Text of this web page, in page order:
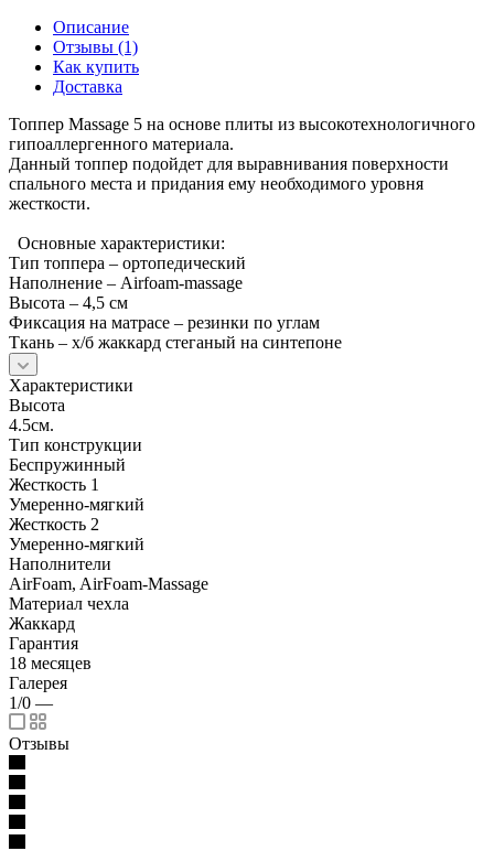
Описание
Отзывы (1)
Как купить
Доставка
Топпер Massage 5 на основе плиты из высокотехнологичного
гипоаллергенного материала.
Данный топпер подойдет для выравнивания поверхности
спального места и придания ему необходимого уровня
жесткости.
Основные характеристики:
Тип топпера – ортопедический
Наполнение – Airfoam-massage
Высота – 4,5 см
Фиксация на матрасе – резинки по углам
Ткань – х/б жаккард стеганый на синтепоне
Характеристики
Высота
4.5см.
Тип конструкции
Беспружинный
Жесткость 1
Умеренно-мягкий
Жесткость 2
Умеренно-мягкий
Наполнители
AirFoam, AirFoam-Massage
Материал чехла
Жаккард
Гарантия
18 месяцев
Галерея
1/0 —
Отзывы